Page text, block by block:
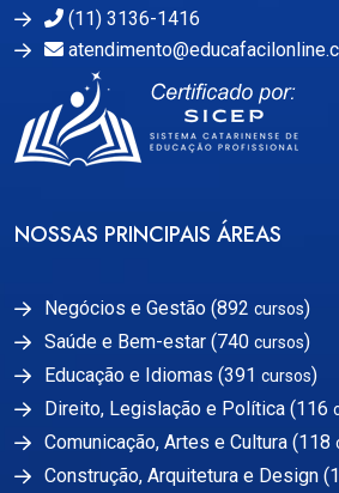
(11) 3136-1416
NOSSAS PRINCIPAIS ÁREAS
Negócios e Gestão (892 cursos)
Saúde e Bem-estar (740 cursos)
Educação e Idiomas (391 cursos)
Direito, Legislação e Política (116
Comunicação, Artes e Cultura (118
Construção, Arquitetura e Design